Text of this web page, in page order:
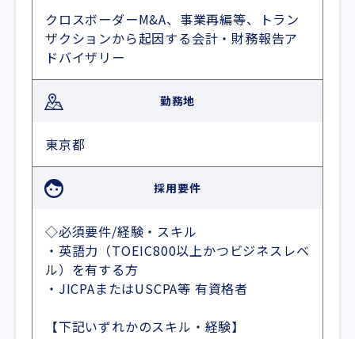
クロスボーダーM&A、事業再編等、トラン
ザクションから起因する会計・財務報告ア
ドバイザリー
勤務地
東京都
採用要件
◇必須要件/経験・スキル
・英語力（TOEIC800以上かつビジネスレベ
ル）を有する方
・JICPAまたはUSCPA等 有資格者
【下記いずれかのスキル・経験】